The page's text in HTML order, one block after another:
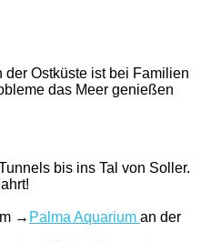
Ostküste ist bei Familien
das Meer genießen
bis ins Tal von Soller.
→ Palma Aquarium an der